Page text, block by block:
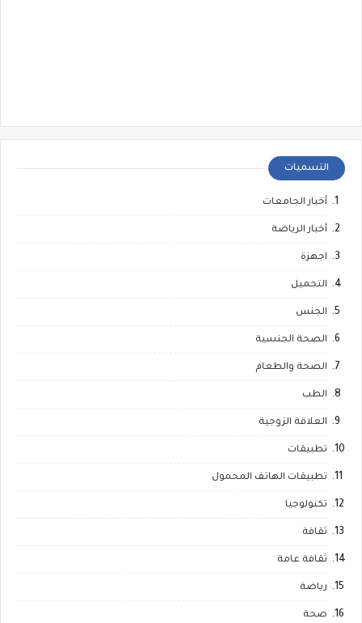
التسميات
أخبار الجامعات
أخبار الرياضة
اجهزة
التجميل
الجنس
الصحة الجنسية
الصحة والطعام
الطب
العلاقة الزوجية
تطبيقات
تطبيقات الهاتف المحمول
تكنولوجيا
ثقافة
ثقافة عامة
رياضة
صحة